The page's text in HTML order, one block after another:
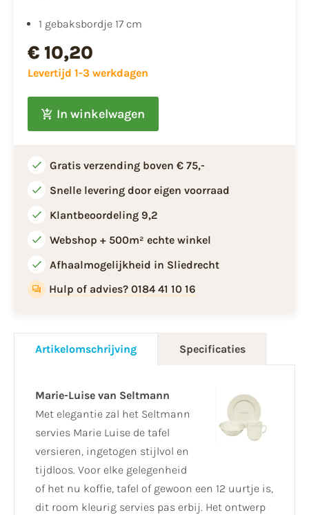
1 gebaksbordje 17 cm
€ 10,20
Levertijd 1-3 werkdagen
In winkelwagen
Gratis verzending boven € 75,-
Snelle levering door eigen voorraad
Klantbeoordeling 9,2
Webshop + 500m² echte winkel
Afhaalmogelijkheid in Sliedrecht
Hulp of advies? 0184 41 10 16
Artikelomschrijving Specificaties
Marie-Luise van Seltmann
Met elegantie zal het Seltmann
servies Marie Luise de tafel
versieren, ingetogen stijlvol en
tijdloos. Voor elke gelegenheid
of het nu koffie, tafel of gewoon een 12 uurtje is,
dit room kleurig servies pas erbij. Het ontwerp